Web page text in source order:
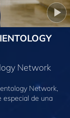
Network
Network,
especial de una